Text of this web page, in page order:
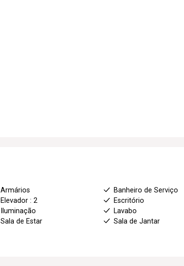
Armários
Banheiro de Serviço
Elevador : 2
Escritório
Iluminação
Lavabo
Sala de Estar
Sala de Jantar